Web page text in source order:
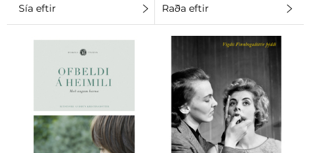
Sía eftir Raða eftir